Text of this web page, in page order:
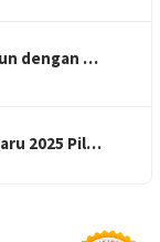
dengan …
2025 Pil…